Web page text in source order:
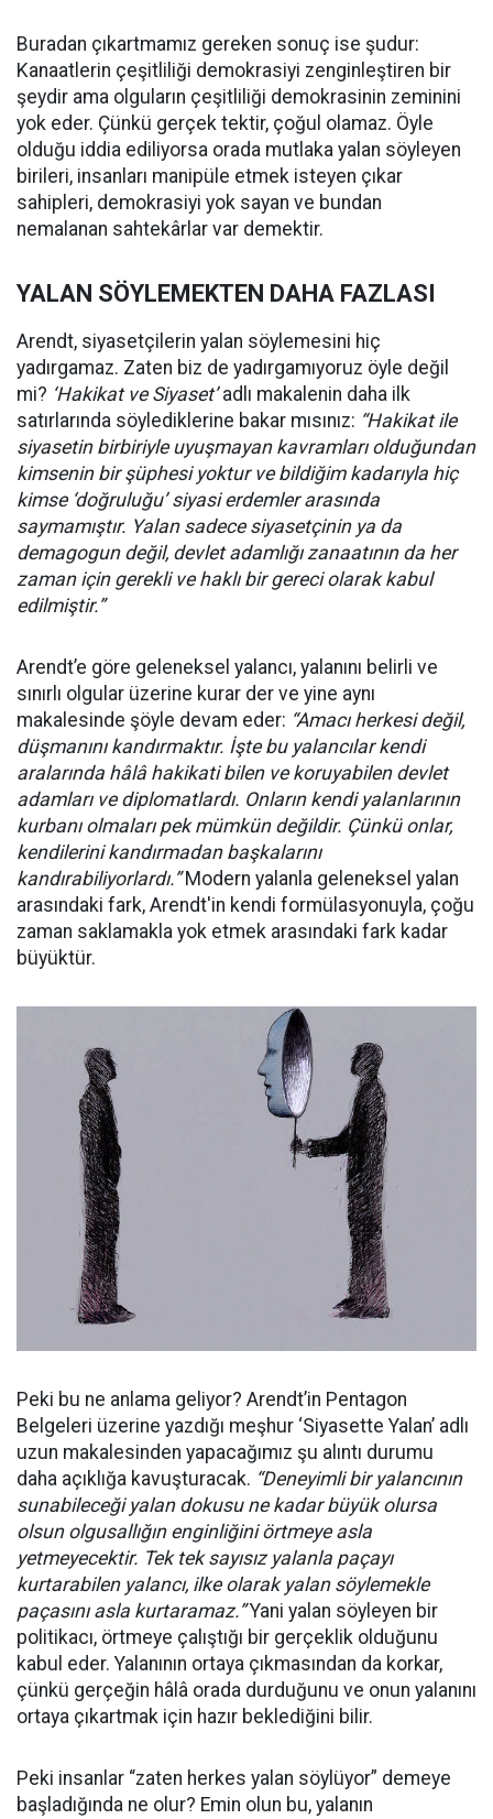
Buradan çıkartmamız gereken sonuç ise şudur:
Kanaatlerin çeşitliliği demokrasiyi zenginleştiren bir
şeydir ama olguların çeşitliliği demokrasinin zeminini
yok eder. Çünkü gerçek tektir, çoğul olamaz. Öyle
olduğu iddia ediliyorsa orada mutlaka yalan söyleyen
birileri, insanları manipüle etmek isteyen çıkar
sahipleri, demokrasiyi yok sayan ve bundan
nemalanan sahtekârlar var demektir.
YALAN SÖYLEMEKTEN DAHA FAZLASI
Arendt, siyasetçilerin yalan söylemesini hiç
yadırgamaz. Zaten biz de yadırgamıyoruz öyle değil
mi? ‘Hakikat ve Siyaset’adlı makalenin daha ilk
satırlarında söylediklerine bakar mısınız: “Hakikat ile
siyasetin birbiriyle uyuşmayan kavramları olduğundan
kimsenin bir şüphesi yoktur ve bildiğim kadarıyla hiç
kimse ‘doğruluğu’ siyasi erdemler arasında
saymamıştır. Yalan sadece siyasetçinin ya da
demagogun değil, devlet adamlığı zanaatının da her
zaman için gerekli ve haklı bir gereci olarak kabul
edilmiştir.”
Arendt’e göre geleneksel yalancı, yalanını belirli ve
sınırlı olgular üzerine kurar der ve yine aynı
makalesinde şöyle devam eder: “Amacı herkesi değil,
düşmanını kandırmaktır. İşte bu yalancılar kendi
aralarında hâlâ hakikati bilen ve koruyabilen devlet
adamları ve diplomatlardı. Onların kendi yalanlarının
kurbanı olmaları pek mümkün değildir. Çünkü onlar,
kendilerini kandırmadan başkalarını
kandırabiliyorlardı.”Modern yalanla geleneksel yalan
arasındaki fark, Arendt'in kendi formülasyonuyla, çoğu
zaman saklamakla yok etmek arasındaki fark kadar
büyüktür.
Peki bu ne anlama geliyor? Arendt’in Pentagon
Belgeleri üzerine yazdığı meşhur ‘Siyasette Yalan’ adlı
uzun makalesinden yapacağımız şu alıntı durumu
daha açıklığa kavuşturacak. “Deneyimli bir yalancının
sunabileceği yalan dokusu ne kadar büyük olursa
olsun olgusallığın enginliğini örtmeye asla
yetmeyecektir. Tek tek sayısız yalanla paçayı
kurtarabilen yalancı, ilke olarak yalan söylemekle
paçasını asla kurtaramaz.”Yani yalan söyleyen bir
politikacı, örtmeye çalıştığı bir gerçeklik olduğunu
kabul eder. Yalanının ortaya çıkmasından da korkar,
çünkü gerçeğin hâlâ orada durduğunu ve onun yalanını
ortaya çıkartmak için hazır beklediğini bilir.
Peki insanlar “zaten herkes yalan söylüyor” demeye
başladığında ne olur? Emin olun bu, yalanın